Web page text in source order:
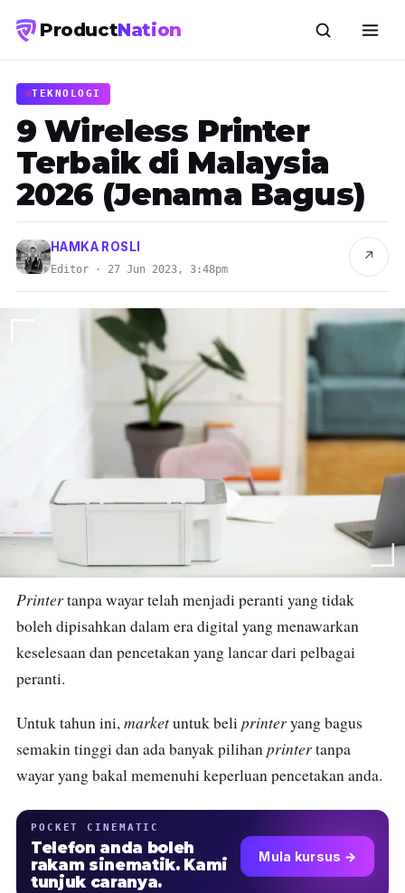
ProductNation
TEKNOLOGI
9 Wireless Printer
Terbaik di Malaysia
2026 (Jenama Bagus)
HAMKA ROSLI
Editor · 27 Jun 2023, 3:48pm
↗
Printertanpa wayar telah menjadi peranti yang tidak
boleh dipisahkan dalam era digital yang menawarkan
keselesaan dan pencetakan yang lancar dari pelbagai
peranti.
Untuk tahun ini,marketuntuk beliprinteryang bagus
semakin tinggi dan ada banyak pilihanprintertanpa
wayar yang bakal memenuhi keperluan pencetakan anda.
POCKET CINEMATIC
Telefon anda boleh
rakam sinematik. Kami
tunjuk caranya.
Mula kursus →